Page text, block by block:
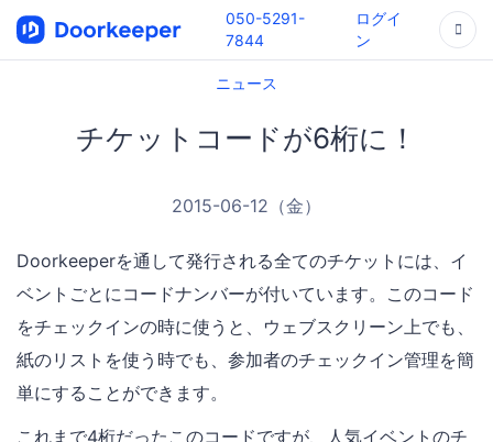
050-5291-
7844
ログイ
ン
ニュース
チケットコードが6桁に！
2015-06-12（金）
Doorkeeperを通して発行される全てのチケットには、イ
ベントごとにコードナンバーが付いています。このコード
をチェックインの時に使うと、ウェブスクリーン上でも、
紙のリストを使う時でも、参加者のチェックイン管理を簡
単にすることができます。
これまで4桁だったこのコードですが、人気イベントのチ